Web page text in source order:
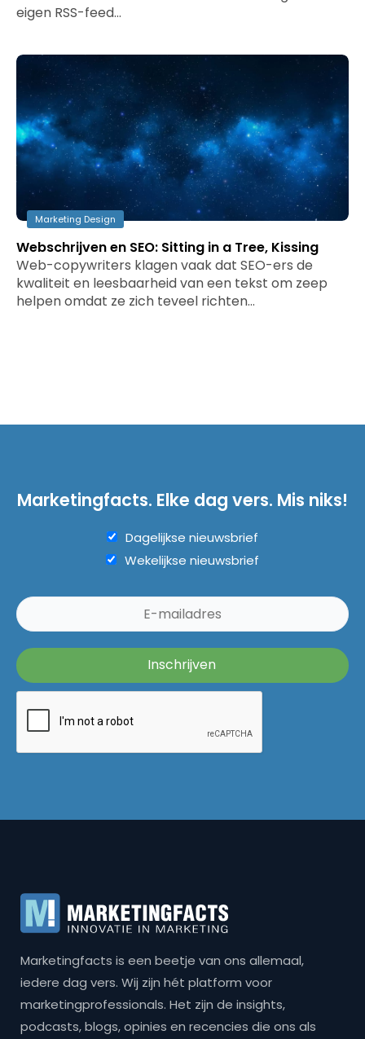
eigen RSS-feed…
Marketing Design
Webschrijven en SEO: Sitting in a Tree, Kissing
Web-copywriters klagen vaak dat SEO-ers de
kwaliteit en leesbaarheid van een tekst om zeep
helpen omdat ze zich teveel richten…
Marketingfacts. Elke dag vers. Mis niks!
Dagelijkse nieuwsbrief
Wekelijkse nieuwsbrief
Marketingfacts is een beetje van ons allemaal,
iedere dag vers. Wij zijn hét platform voor
marketingprofessionals. Het zijn de insights,
podcasts, blogs, opinies en recencies die ons als